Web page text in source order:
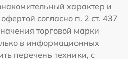
характер и
согласно п. 2 ст. 437
торговой марки
в информационных
перечень техники, с